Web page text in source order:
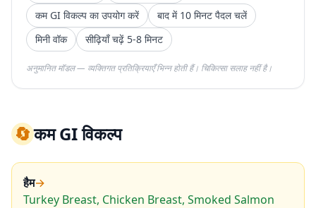
कम GI विकल्प का उपयोग करें
बाद में 10 मिनट पैदल चलें
मिनी वॉक
सीढ़ियाँ चढ़ें 5-8 मिनट
अनुमानित मॉडल — व्यक्तिगत प्रतिक्रियाएँ भिन्न होती हैं। चिकित्सा सलाह नहीं है।
🔄कम GI विकल्प
हैम→
Turkey Breast, Chicken Breast, Smoked Salmon